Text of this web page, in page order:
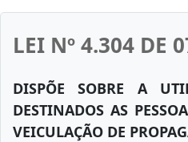
LEI Nº 4.304 DE
DISPÕE SOBRE A
DESTINADOS AS
VEICULAÇÃO DE